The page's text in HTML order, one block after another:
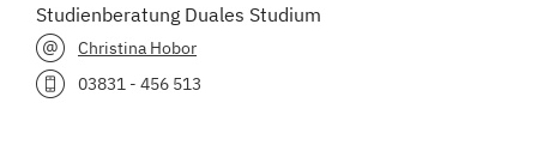
Studienberatung Duales Studium
Christina Hobor
03831 - 456 513